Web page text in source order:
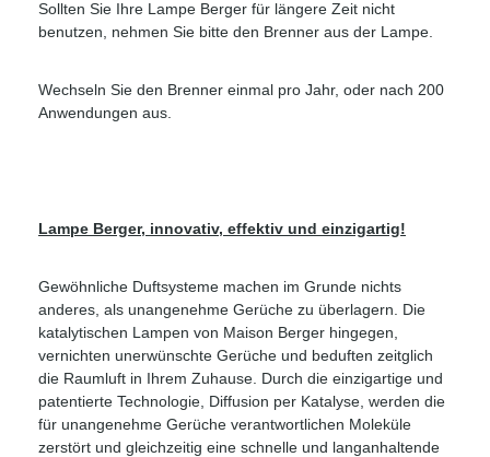
Sollten Sie Ihre Lampe Berger für längere Zeit nicht
benutzen, nehmen Sie bitte den Brenner aus der Lampe.
Wechseln Sie den Brenner einmal pro Jahr, oder nach 200
Anwendungen aus.
Lampe Berger, innovativ, effektiv und einzigartig!
Gewöhnliche Duftsysteme machen im Grunde nichts
anderes, als unangenehme Gerüche zu überlagern. Die
katalytischen Lampen von Maison Berger hingegen,
vernichten unerwünschte Gerüche und beduften zeitglich
die Raumluft in Ihrem Zuhause. Durch die einzigartige und
patentierte Technologie, Diffusion per Katalyse, werden die
für unangenehme Gerüche verantwortlichen Moleküle
zerstört und gleichzeitig eine schnelle und langanhaltende